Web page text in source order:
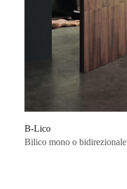
B-Lico
Bilico mono o bidirezionale